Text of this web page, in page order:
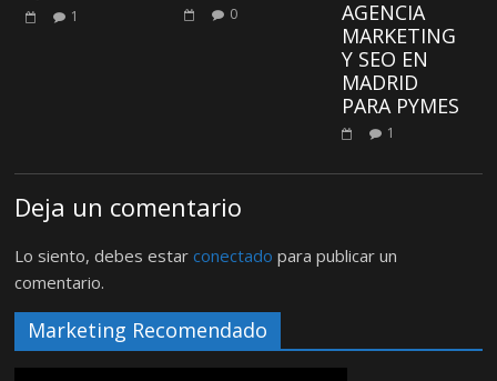
1 0
AGENCIA
MARKETING
Y SEO EN
MADRID
PARA PYMES
1
Deja un comentario
Lo siento, debes estarconectado para publicar un
comentario.
Marketing Recomendado